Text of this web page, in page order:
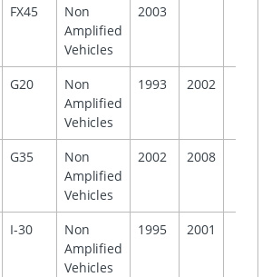
FX45
Non
Amplified
Vehicles
2003
G20
Non
Amplified
Vehicles
1993 2002
G35
Non
Amplified
Vehicles
2002 2008
I-30
Non
Amplified
Vehicles
1995 2001